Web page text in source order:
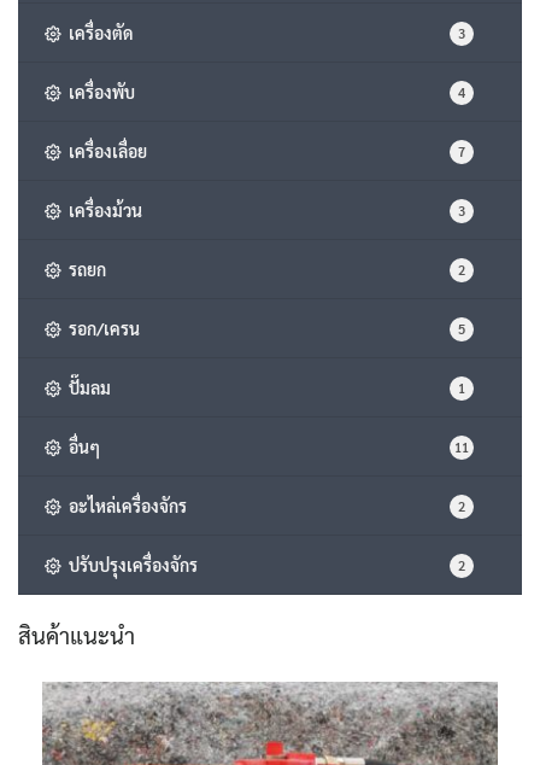
เครื่องตัด 3
เครื่องพับ 4
เครื่องเลื่อย 7
เครื่องม้วน 3
รถยก 2
รอก/เครน 5
ปั๊มลม 1
อื่นๆ 11
อะไหล่เครื่องจักร 2
ปรับปรุงเครื่องจักร 2
สินค้าแนะนำ